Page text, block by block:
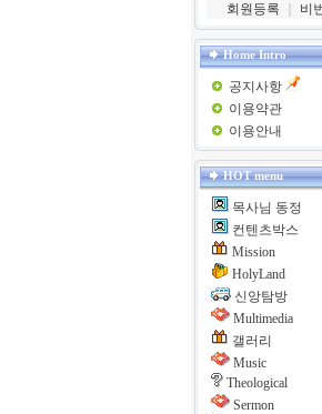
회원등록
비
Home Intro
공지사항
이용약관
이용안내
HOT menu
목사님 동정
컨텐츠박스
Mission
HolyLand
신앙탐방
Multimedia
갤러리
Music
Theological
Sermon